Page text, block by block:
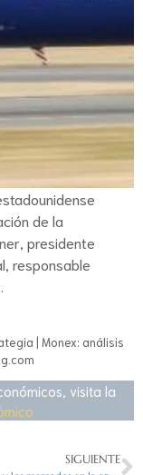
de la
presidente
responsable
| Monex: análisis
visita la
SIGUIENTE